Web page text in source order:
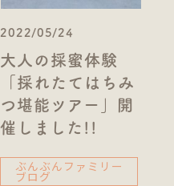
2022/05/24
大人の採蜜体験
「採れたてはちみ
つ堪能ツアー」開
催しました!!
ぶんぶんファミリー
ブログ